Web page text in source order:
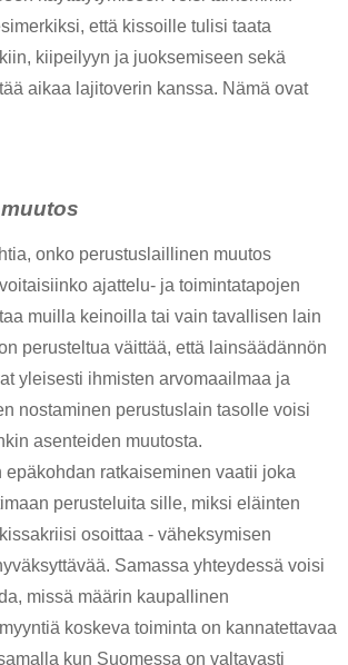
että kissoille tulisi taata
kiipeilyyn ja juoksemiseen sekä
aikaa lajitoverin kanssa. Nämä ovat
onko perustuslaillinen muutos
ajattelu- ja toimintatapojen
muilla keinoilla tai vain tavallisen lain
perusteltua väittää, että lainsäädännön
yleisesti ihmisten arvomaailmaa ja
nostaminen perustuslain tasolle voisi
asenteiden muutosta.
ratkaiseminen vaatii joka
perusteluita sille, miksi eläinten
osoittaa - väheksymisen
Samassa yhteydessä voisi
missä määrin kaupallinen
koskeva toiminta on kannatettavaa
kun Suomessa on valtavasti